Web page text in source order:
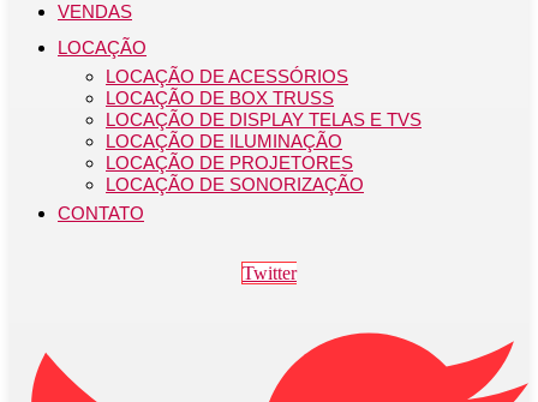
VENDAS
LOCAÇÃO
LOCAÇÃO DE ACESSÓRIOS
LOCAÇÃO DE BOX TRUSS
LOCAÇÃO DE DISPLAY TELAS E TVS
LOCAÇÃO DE ILUMINAÇÃO
LOCAÇÃO DE PROJETORES
LOCAÇÃO DE SONORIZAÇÃO
CONTATO
Twitter